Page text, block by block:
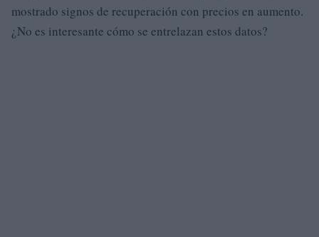
mostrado signos de recuperación con precios en aumento.
¿No es interesante cómo se entrelazan estos datos?